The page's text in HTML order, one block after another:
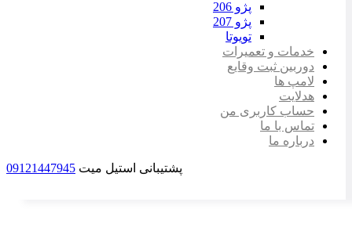
پژو 206
پژو 207
تویوتا
خدمات و تعمیرات
دوربین ثبت وقایع
لامپ ها
هدلایت
حساب کاربری من
تماس با ما
درباره ما
پشتیبانی استیل میت 09121447945